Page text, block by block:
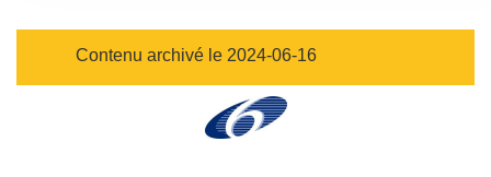
Contenu archivé le 2024-06-16